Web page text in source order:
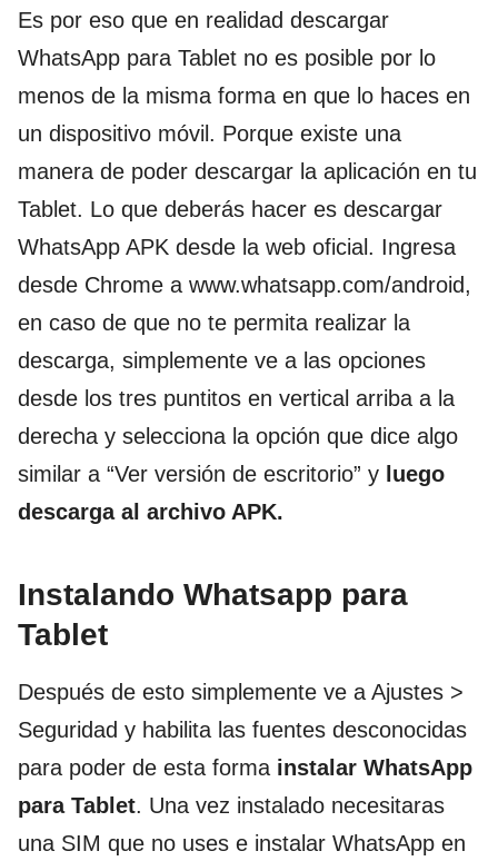
Es por eso que en realidad descargar
WhatsApp para Tablet no es posible por lo
menos de la misma forma en que lo haces en
un dispositivo móvil. Porque existe una
manera de poder descargar la aplicación en tu
Tablet. Lo que deberás hacer es descargar
WhatsApp APK desde la web oficial. Ingresa
desde Chrome a www.whatsapp.com/android,
en caso de que no te permita realizar la
descarga, simplemente ve a las opciones
desde los tres puntitos en vertical arriba a la
derecha y selecciona la opción que dice algo
similar a “Ver versión de escritorio” y luego
descarga al archivo APK.
Instalando Whatsapp para
Tablet
Después de esto simplemente ve a Ajustes >
Seguridad y habilita las fuentes desconocidas
para poder de esta forma instalar WhatsApp
para Tablet. Una vez instalado necesitaras
una SIM que no uses e instalar WhatsApp en